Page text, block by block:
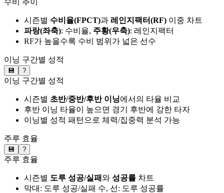
수비 추이
시즌별 수비율(FPCT)과 레인지팩터(RF) 이중 차트
파랑(좌축): 수비율, 주황(우축): 레인지팩터
RF가 높을수록 수비 범위가 넓은 선수
이닝 구간별 성적
💾 ?
이닝 구간별 성적
시즌별 초반/중반/후반 이닝에서의 타율 비교
후반 이닝 타율이 높으면 경기 후반에 강한 타자
이닝별 성적 패턴으로 체력/집중력 분석 가능
주루 효율
💾 ?
주루 효율
시즌별 도루 성공/실패와 성공률 차트
막대: 도루 성공/실패 수, 선: 도루 성공률